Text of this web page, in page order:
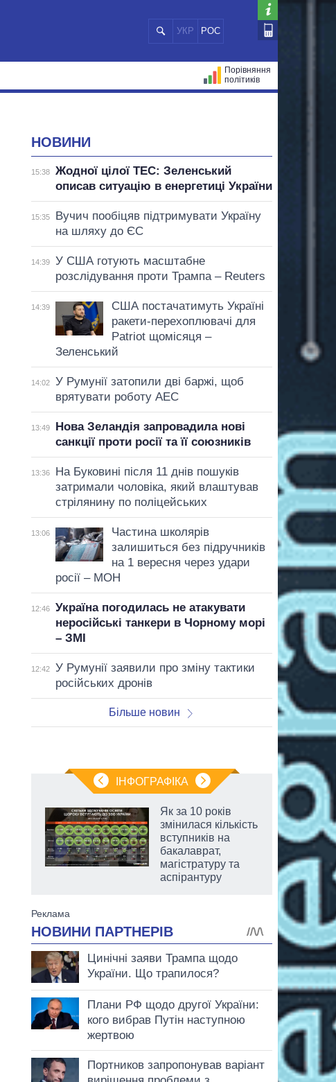
УКР РОС
Порівняння
політиків
НОВИНИ
15:38
Жодної цілої ТЕС: Зеленський
описав ситуацію в енергетиці України
15:35
Вучич пообіцяв підтримувати Україну
на шляху до ЄС
14:39
У США готують масштабне
розслідування проти Трампа – Reuters
14:39
США постачатимуть Україні
ракети-перехоплювачі для
Patriot щомісяця –
Зеленський
14:02
У Румунії затопили дві баржі, щоб
врятувати роботу АЕС
13:49
Нова Зеландія запровадила нові
санкції проти росії та її союзників
13:36
На Буковині після 11 днів пошуків
затримали чоловіка, який влаштував
стрілянину по поліцейських
13:06
Частина школярів
залишиться без підручників
на 1 вересня через удари
росії – МОН
12:46
Україна погодилась не атакувати
неросійські танкери в Чорному морі
– ЗМІ
12:42
У Румунії заявили про зміну тактики
російських дронів
Більше новин
ІНФОГРАФІКА
Як за 10 років
змінилася кількість
вступників на
бакалаврат,
магістратуру та
аспірантуру